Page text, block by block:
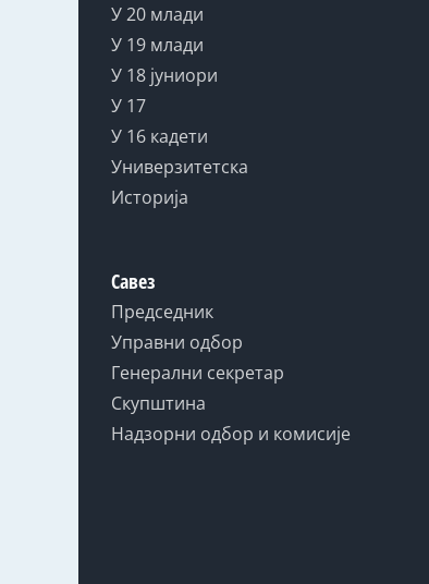
У 20 млади
У 19 млади
У 18 јуниори
У 17
У 16 кадети
Универзитетска
Историја
Савез
Председник
Управни одбор
Генерални секретар
Скупштина
Надзорни одбор и комисије